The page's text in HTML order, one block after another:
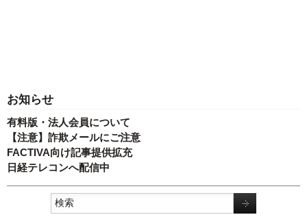
お知らせ
有料版・法人会員について
【注意】詐欺メールにご注意
FACTIVA向け記事提供拡充
日経テレコンへ配信中